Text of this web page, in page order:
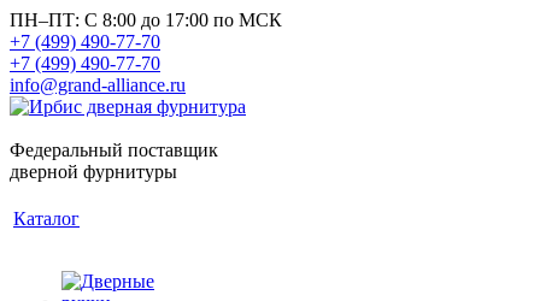
ПН–ПТ: С 8:00 до 17:00 по МСК
+7 (499) 490-77-70
+7 (499) 490-77-70
info@grand-alliance.ru
Федеральный поставщик
дверной фурнитуры
Каталог